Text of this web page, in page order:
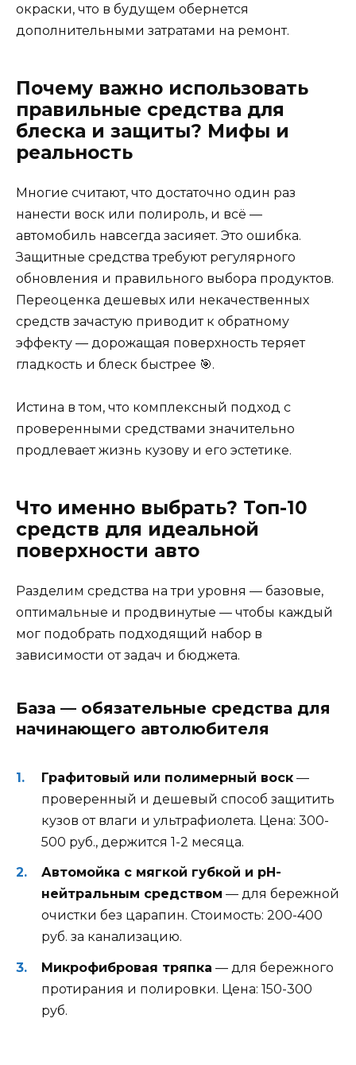
окраски, что в будущем обернется
дополнительными затратами на ремонт.
Почему важно использовать
правильные средства для
блеска и защиты? Мифы и
реальность
Многие считают, что достаточно один раз
нанести воск или полироль, и всё —
автомобиль навсегда засияет. Это ошибка.
Защитные средства требуют регулярного
обновления и правильного выбора продуктов.
Переоценка дешевых или некачественных
средств зачастую приводит к обратному
эффекту — дорожащая поверхность теряет
гладкость и блеск быстрее 🎯.
Истина в том, что комплексный подход с
проверенными средствами значительно
продлевает жизнь кузову и его эстетике.
Что именно выбрать? Топ-10
средств для идеальной
поверхности авто
Разделим средства на три уровня — базовые,
оптимальные и продвинутые — чтобы каждый
мог подобрать подходящий набор в
зависимости от задач и бюджета.
База — обязательные средства для
начинающего автолюбителя
Графитовый или полимерный воск —
проверенный и дешевый способ защитить
кузов от влаги и ультрафиолета. Цена: 300-
500 руб., держится 1-2 месяца.
Автомойка с мягкой губкой и pH-
нейтральным средством — для бережной
очистки без царапин. Стоимость: 200-400
руб. за канализацию.
Микрофибровая тряпка — для бережного
протирания и полировки. Цена: 150-300
руб.